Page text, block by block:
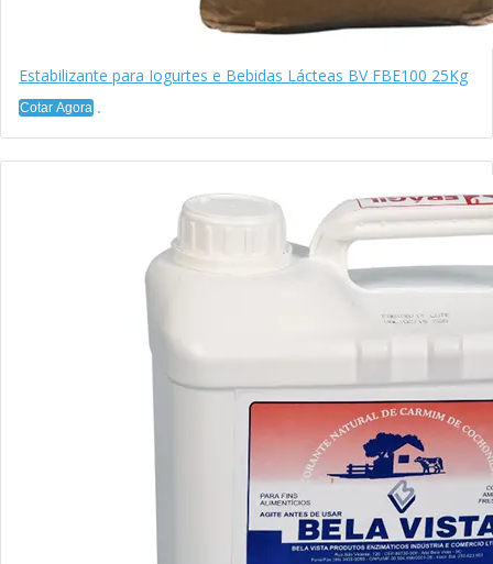
Estabilizante para Iogurtes e Bebidas Lácteas BV FBE100 25Kg
Cotar Agora